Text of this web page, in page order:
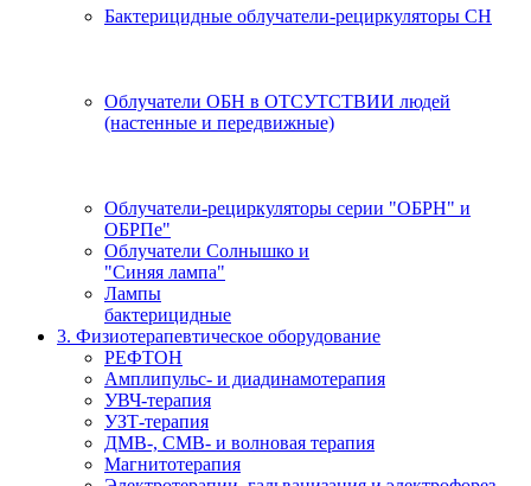
Бактерицидные облучатели-рециркуляторы СН
Облучатели ОБН в ОТСУТСТВИИ людей
(настенные и передвижные)
Облучатели-рециркуляторы серии "ОБРН" и
ОБРПе"
Облучатели Солнышко и
"Синяя лампа"
Лампы
бактерицидные
3. Физиотерапевтическое оборудование
РЕФТОН
Амплипульс- и диадинамотерапия
УВЧ-терапия
УЗТ-терапия
ДМВ-, СМВ- и волновая терапия
Магнитотерапия